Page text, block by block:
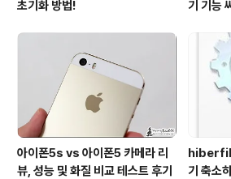
초기화 방법!
기 기능
아이폰5s vs 아이폰5 카메라 리
뷰, 성능 및 화질 비교 테스트 후기
기 축소